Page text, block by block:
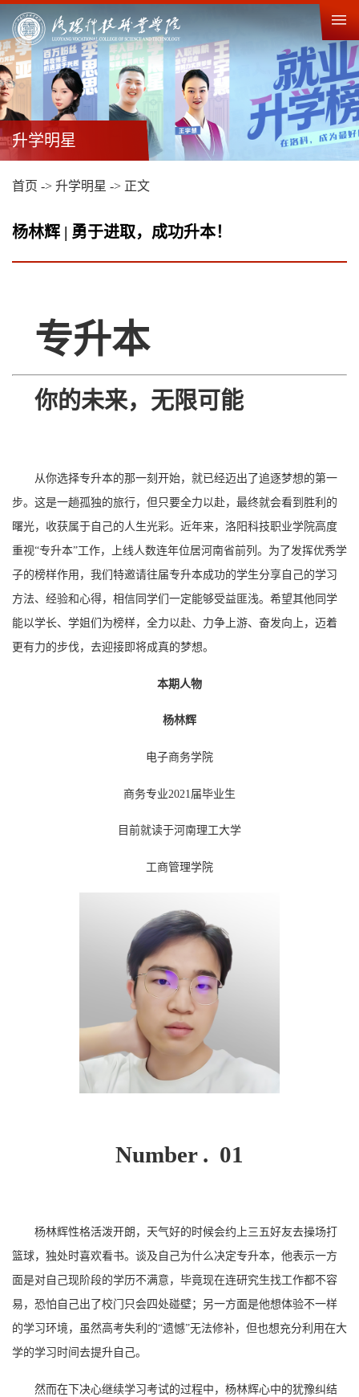
升学明星
首页 -> 升学明星 -> 正文
杨林辉 | 勇于进取，成功升本！
专升本
你的未来，无限可能
从你选择专升本的那一刻开始，就已经迈出了追逐梦想的第一
步。这是一趟孤独的旅行，但只要全力以赴，最终就会看到胜利的
曙光，收获属于自己的人生光彩。近年来，洛阳科技职业学院高度
重视“专升本”工作，上线人数连年位居河南省前列。为了发挥优秀学
子的榜样作用，我们特邀请往届专升本成功的学生分享自己的学习
方法、经验和心得，相信同学们一定能够受益匪浅。希望其他同学
能以学长、学姐们为榜样，全力以赴、力争上游、奋发向上，迈着
更有力的步伐，去迎接即将成真的梦想。
本期人物
杨林辉
电子商务学院
商务专业2021届毕业生
目前就读于河南理工大学
工商管理学院
Number . 01
杨林辉性格活泼开朗，天气好的时候会约上三五好友去操场打
篮球，独处时喜欢看书。谈及自己为什么决定专升本，他表示一方
面是对自己现阶段的学历不满意，毕竟现在连研究生找工作都不容
易，恐怕自己出了校门只会四处碰壁；另一方面是他想体验不一样
的学习环境，虽然高考失利的“遗憾”无法修补，但也想充分利用在大
学的学习时间去提升自己。
然而在下决心继续学习考试的过程中，杨林辉心中的犹豫纠结